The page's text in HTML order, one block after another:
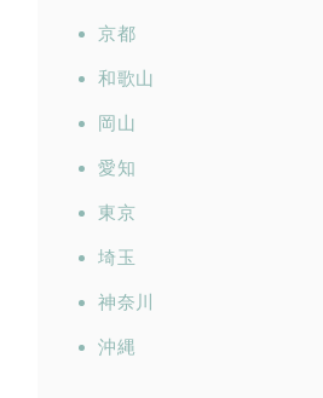
京都
和歌山
岡山
愛知
東京
埼玉
神奈川
沖縄